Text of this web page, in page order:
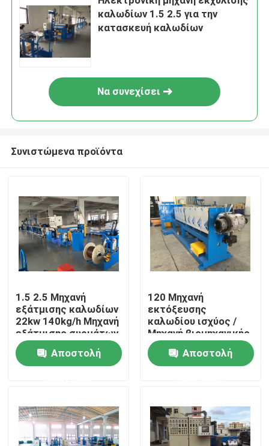
Σπίτι
Προϊόντα
Βίντεο
καλωδίων 1.5 2.5 για την
κατασκευή καλωδίων
Να συνεχίσει
Συνιστώμενα προϊόντα
1.5 2.5 Μηχανή
εξάτμισης καλωδίων
22kw 140kg/h Μηχανή
εξάτμισης συρμάτων
Αποστολή
120 Μηχανή
εκτόξευσης
καλωδίου ισχύος /
Μηχανή βιομηχανικής
εκτόξευσης
Αποστολή